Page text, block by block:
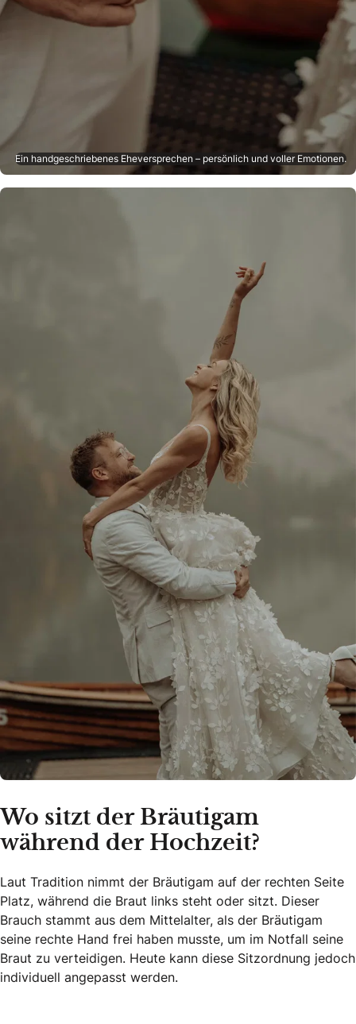
Ein handgeschriebenes Eheversprechen – persönlich und voller Emotionen.
Wo sitzt der Bräutigam
während der Hochzeit?
Laut Tradition nimmt der Bräutigam auf der rechten Seite
Platz, während die Braut links steht oder sitzt. Dieser
Brauch stammt aus dem Mittelalter, als der Bräutigam
seine rechte Hand frei haben musste, um im Notfall seine
Braut zu verteidigen. Heute kann diese Sitzordnung jedoch
individuell angepasst werden.